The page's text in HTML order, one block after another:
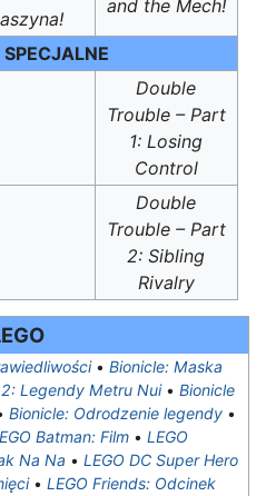
and the Mech!
Double
Trouble – Part
1: Losing
Control
Double
Trouble – Part
2: Sibling
Rivalry
• Bionicle: Maska
Legendy Metru Nui• Bionicle
Bionicle: Odrodzenie legendy •
Batman: Film • LEGO
Na Na • LEGO DC Super Hero
• LEGO Friends: Odcinek